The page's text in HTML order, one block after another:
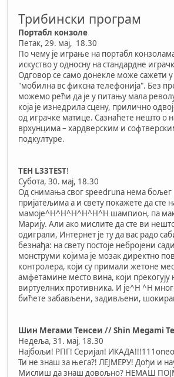
Трибински програм
Портабл конзоле
Петак, 29. мај, 18.30
По чему је играње на портабл
искуство у односну на стандардне
Одговор се само донекле може сажети у
"мобилна вс фиксна телефонија". Без
можемо рећи да је у питању мала
која је изнедрила сцену, прилично
од играчке матице. Сазнаћете нешто о
врхунцима – хардверским и
подкултуре.
TEH L33TEST!
Субота, 30. мај, 18.30
Од снимања свог speedruna нема бољег
пријатељима а и свету покажете да сте
мамоје^H^H^H^H^H^H шампион, па
Марију. Али ако мислите да сте ви
одиграли, Интернет је ту да вас радо
безнађа: на свету постоје небројени
монструми којима је мозак директно
контролера, који су примали жетоне
амфетамине место вина, који прекогују
виртуелних противника. И је^H ^H
бићете забављени, задивљени,
Шин Мегами Тенсеи // Shin Megami
Недеља, 31. мај, 18.30
Најбољи! РПГ! Серијал!
Ти не знаш за њега?! ЛЕЈМЕРУ! Дођи и
Мислиш да знаш довољно? НЕМАШ